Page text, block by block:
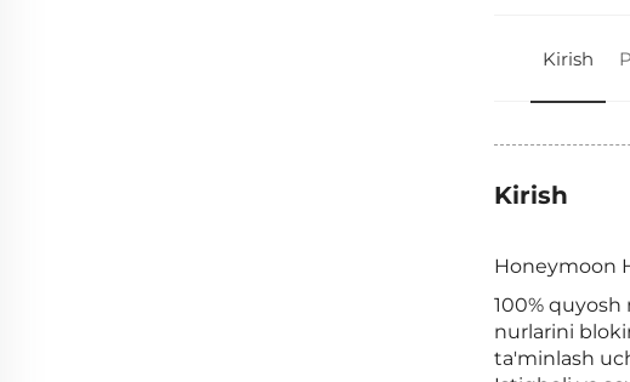
Kirish
Kirish
Honeymoon
100%
nurlarini
ta'minlash